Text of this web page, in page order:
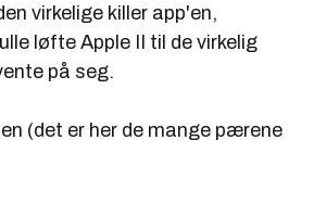
virkelige killer app'en,
løfte Apple II til de virkelig
på seg.
(det er her de mange pærene